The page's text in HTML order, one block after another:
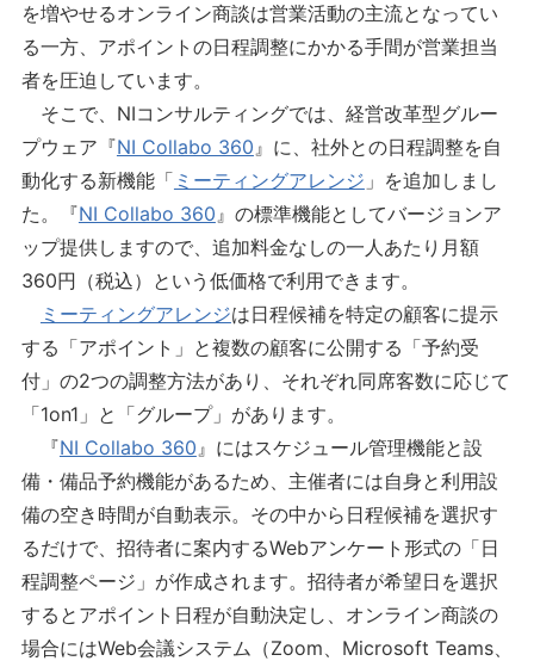
を増やせるオンライン商談は営業活動の主流となってい
る一方、アポイントの日程調整にかかる手間が営業担当
者を圧迫しています。
そこで、NIコンサルティングでは、経営改革型グルー
プウェア『NI Collabo 360』に、社外との日程調整を自
動化する新機能「 ミーティングアレンジ 」を追加しまし
た。『NI Collabo 360』の標準機能としてバージョンア
ップ提供しますので、追加料金なしの一人あたり月額
360円（税込）という低価格で利用できます。
ミーティングアレンジは日程候補を特定の顧客に提示
する「アポイント」と複数の顧客に公開する「予約受
付」の2つの調整方法があり、それぞれ同席客数に応じて
「1on1」と「グループ」があります。
『NI Collabo 360』にはスケジュール管理機能と設
備・備品予約機能があるため、主催者には自身と利用設
備の空き時間が自動表示。その中から日程候補を選択す
るだけで、招待者に案内するWebアンケート形式の「日
程調整ページ」が作成されます。招待者が希望日を選択
するとアポイント日程が自動決定し、オンライン商談の
場合にはWeb会議システム（Zoom、Microsoft Teams、